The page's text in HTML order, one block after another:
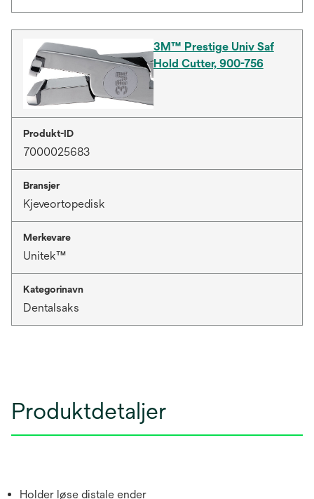
3M™ Prestige Univ Saf
Hold Cutter, 900-756
Produkt-ID
7000025683
Bransjer
Kjeveortopedisk
Merkevare
Unitek™
Kategorinavn
Dentalsaks
Produktdetaljer
Holder løse distale ender